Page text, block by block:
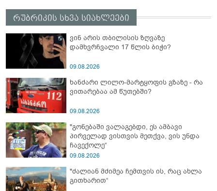
რუბრიკის სხვა სიახლეები
ვინ არის თბილისის ზღვაზე
დამხვრჩვალი 17 წლის ბიჭი?
09.08.2026
ხანძარი ლილო-მარტყოფის გზაზე - რა
ვითარებაა ამ წუთებში?
09.08.2026
"გონებაში ვალაგებდი, ეს ამბავი
პირველად ვისთვის მეთქვა, ვის უნდა
ჩავექოლე“
09.08.2026
"ძალიან მძიმეა ჩემთვის ის, რაც ახლა
გითხარით“